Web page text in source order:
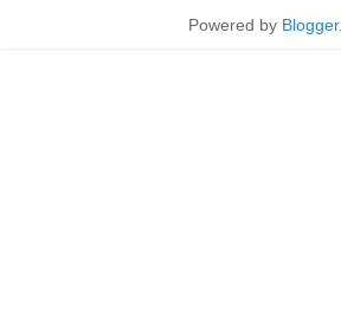
Powered by Blogger.